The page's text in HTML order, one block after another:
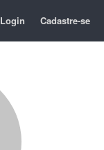
Login Cadastre-se